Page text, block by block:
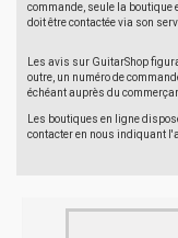
commande, seule la boutique
doit être contactée via son
Les avis sur GuitarShop
outre, un numéro de
échéant auprès du
Les boutiques en ligne
contacter en nous indiquant